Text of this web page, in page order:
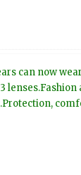
can now
lenses.Fashion